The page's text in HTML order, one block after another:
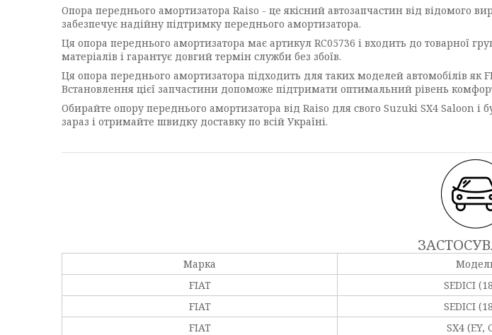
Опора переднього амортизатора Raiso - це якісний автозапчастин від відомого
забезпечує надійну підтримку переднього амортизатора.
Ця опора переднього амортизатора має артикул RC05736 і входить до товарної
матеріалів і гарантує довгий термін служби без збоїв.
Ця опора переднього амортизатора підходить для таких моделей автомобілів як
Встановлення цієї запчастини допоможе підтримати оптимальний рівень
Обирайте опору переднього амортизатора від Raiso для свого Suzuki SX4 Saloon і
зараз і отримайте швидку доставку по всій Україні.
Марка
FIAT
SEDICI
FIAT
SEDICI
FIAT
SX4 (EY,